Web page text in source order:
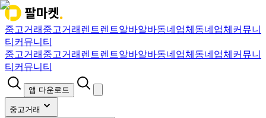
중고거래 중고거래 렌트렌트알바알바동네업체 동네업체 커뮤니
티 커뮤니티
중고거래 중고거래 렌트렌트알바알바동네업체 동네업체 커뮤니
티 커뮤니티
앱 다운로드
중고거래